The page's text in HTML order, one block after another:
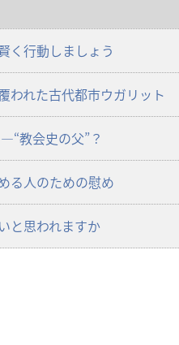
究
用）
2003
年
月
15
く行動しましょう
われた古代都市ウガリット
教会史の父”？
る人のための慰め
と思われますか